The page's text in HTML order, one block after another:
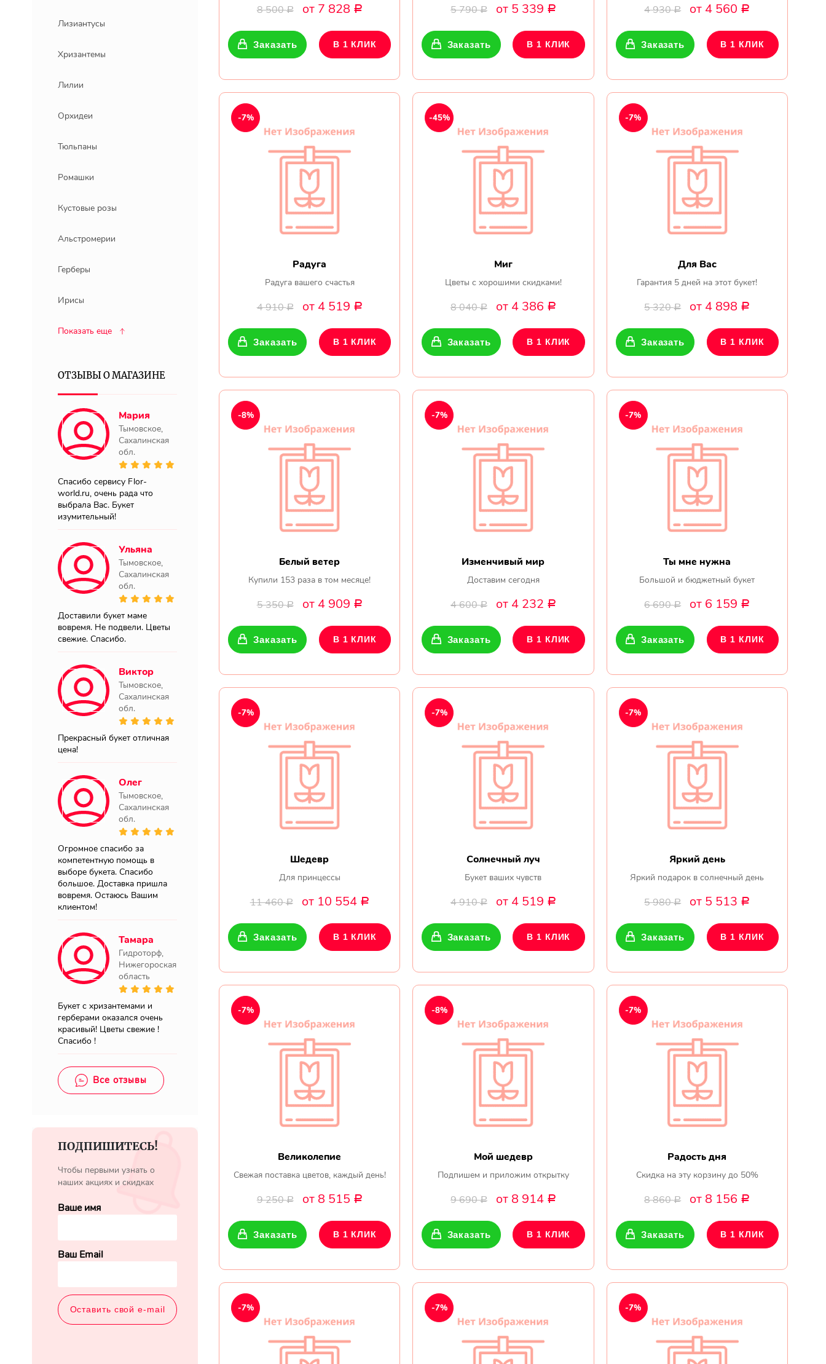
Лизиантусы
Хризантемы
Лилии
Орхидеи
Тюльпаны
Ромашки
Кустовые розы
Альстромерии
Герберы
Ирисы
Показать еще
ОТЗЫВЫ О МАГАЗИНЕ
Мария
Тымовское,
Сахалинская
обл.
Спасибо сервису Flor-
world.ru, очень рада что
выбрала Вас. Букет
изумительный!
Ульяна
Тымовское,
Сахалинская
обл.
Доставили букет маме
вовремя. Не подвели. Цветы
свежие. Спасибо.
Виктор
Тымовское,
Сахалинская
обл.
Прекрасный букет отличная
цена!
Олег
Тымовское,
Сахалинская
обл.
Огромное спасибо за
компетентную помощь в
выборе букета. Спасибо
большое. Доставка пришла
вовремя. Остаюсь Вашим
клиентом!
Тамара
Гидроторф,
Нижегороская
область
Букет с хризантемами и
герберами оказался очень
красивый! Цветы свежие !
Спасибо !
Все отзывы
ПОДПИШИТЕСЬ!
Чтобы первыми узнать о
наших акциях и скидках
Ваше имя
Ваш Email
8 500Р от 7 828 Р
Заказать В 1 КЛИК
5 790Р от 5 339 Р
Заказать В 1 КЛИК
4 930Р от 4 560 Р
Заказать В 1 КЛИК
Радуга
Радуга вашего счастья
4 910Р от 4 519 Р
-7%
Заказать В 1 КЛИК
Миг
Цветы с хорошими скидками!
8 040Р от 4 386 Р
-45%
Заказать В 1 КЛИК
Для Вас
Гарантия 5 дней на этот букет!
5 320Р от 4 898 Р
-7%
Заказать В 1 КЛИК
Белый ветер
Купили 153 раза в том месяце!
5 350Р от 4 909 Р
-8%
Заказать В 1 КЛИК
Изменчивый мир
Доставим сегодня
4 600Р от 4 232 Р
-7%
Заказать В 1 КЛИК
Ты мне нужна
Большой и бюджетный букет
6 690Р от 6 159 Р
-7%
Заказать В 1 КЛИК
Шедевр
Для принцессы
11 460Р от 10 554 Р
-7%
Заказать В 1 КЛИК
Солнечный луч
Букет ваших чувств
4 910Р от 4 519 Р
-7%
Заказать В 1 КЛИК
Яркий день
Яркий подарок в солнечный день
5 980Р от 5 513 Р
-7%
Заказать В 1 КЛИК
Великолепие
Свежая поставка цветов, каждый день!
9 250Р от 8 515 Р
-7%
Заказать В 1 КЛИК
Мой шедевр
Подпишем и приложим открытку
9 690Р от 8 914 Р
-8%
Заказать В 1 КЛИК
Радость дня
Скидка на эту корзину до 50%
8 860Р от 8 156 Р
-7%
Заказать В 1 КЛИК
-7% -7% -7%